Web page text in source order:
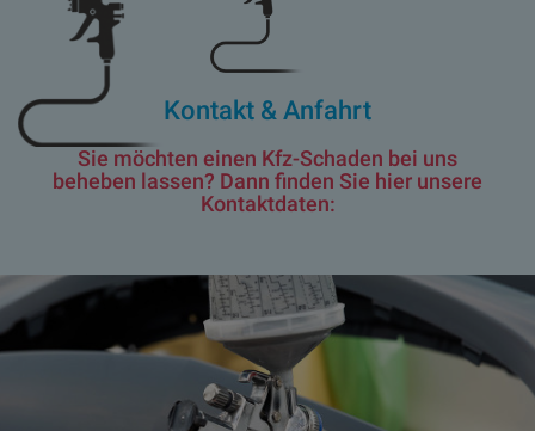
Kontakt & Anfahrt
Sie möchten einen Kfz-Schaden bei uns
beheben lassen? Dann finden Sie hier unsere
Kontaktdaten: